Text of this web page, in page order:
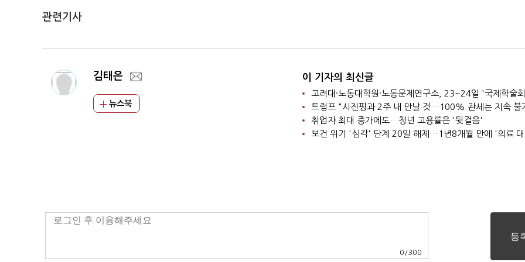
관련기사
김태은
뉴스북
이 기자의 최신글
고려대·노동대학원·노동문제연구소, 23~24일 '국제학술
트럼프 "시진핑과 2주 내 만날 것…100% 관세는 지속 불
취업자 최대 증가에도…청년 고용률은 '뒷걸음'
0 /300